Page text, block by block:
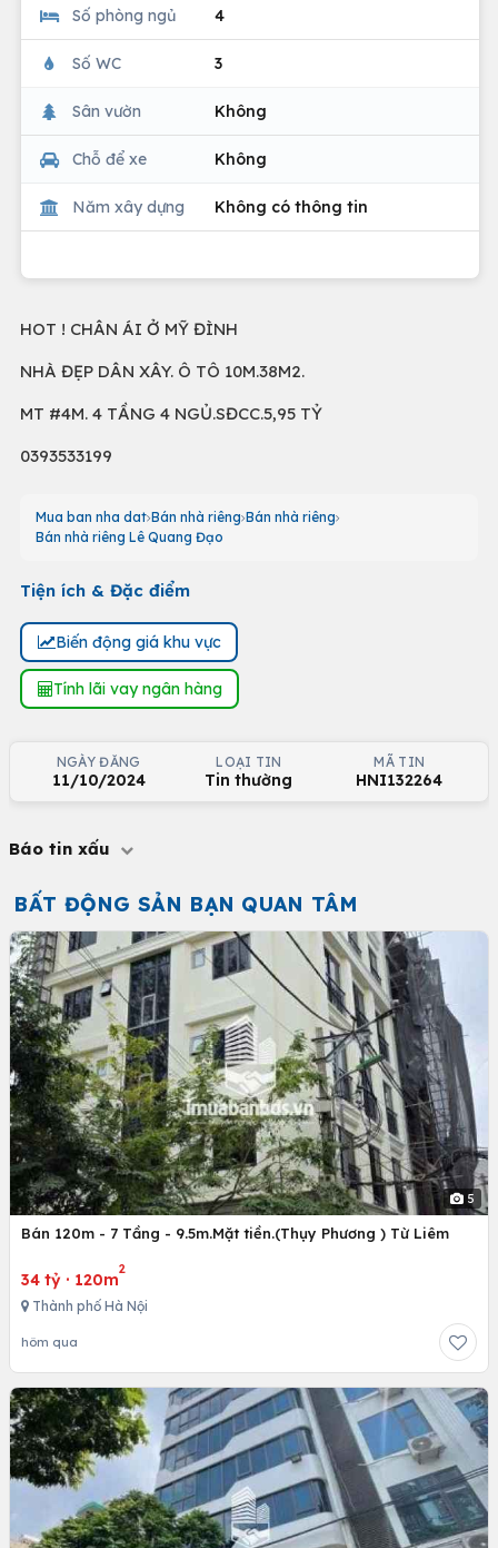
Số phòng ngủ 4
Số WC 3
Sân vườn Không
Chỗ để xe Không
Năm xây dựng Không có thông tin
HOT ! CHÂN ÁI Ở MỸ ĐÌNH
NHÀ ĐẸP DÂN XÂY. Ô TÔ 10M.38M2.
MT #4M. 4 TẦNG 4 NGỦ.SĐCC.5,95 TỶ
0393533199
Mua ban nha dat Bán nhà riêng Bán nhà riêng
Bán nhà riêng Lê Quang Đạo
Tiện ích & Đặc điểm
Biến động giá khu vực
Tính lãi vay ngân hàng
NGÀY ĐĂNG
11/10/2024
LOẠI TIN
Tin thường
MÃ TIN
HNI132264
Báo tin xấu
BẤT ĐỘNG SẢN BẠN QUAN TÂM
5
Bán 120m - 7 Tầng - 9.5m.Mặt tiền.(Thụy Phương ) Từ Liêm
34 tỷ · 120m
2
Thành phố Hà Nội
hôm qua